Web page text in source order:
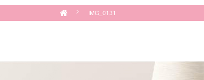
IMG_0131